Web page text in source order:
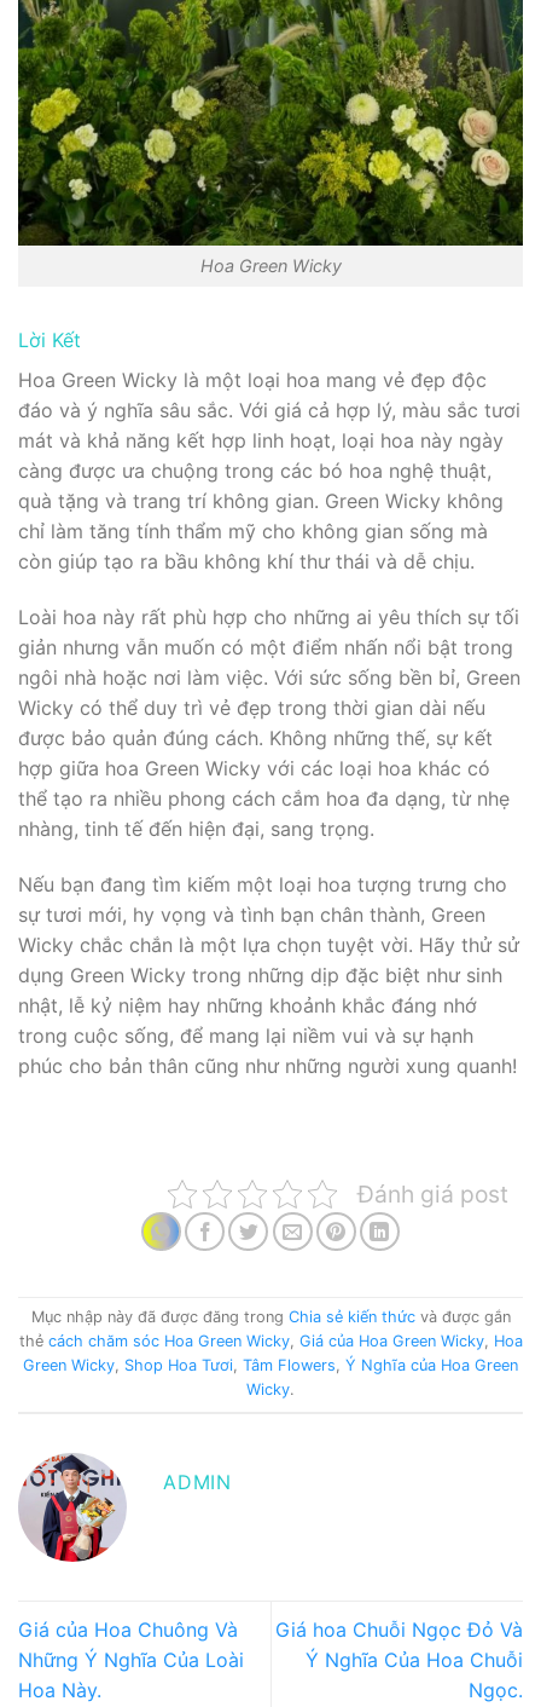
Hoa Green Wicky
Lời Kết
Hoa Green Wicky là một loại hoa mang vẻ đẹp độc
đáo và ý nghĩa sâu sắc. Với giá cả hợp lý, màu sắc tươi
mát và khả năng kết hợp linh hoạt, loại hoa này ngày
càng được ưa chuộng trong các bó hoa nghệ thuật,
quà tặng và trang trí không gian. Green Wicky không
chỉ làm tăng tính thẩm mỹ cho không gian sống mà
còn giúp tạo ra bầu không khí thư thái và dễ chịu.
Loài hoa này rất phù hợp cho những ai yêu thích sự tối
giản nhưng vẫn muốn có một điểm nhấn nổi bật trong
ngôi nhà hoặc nơi làm việc. Với sức sống bền bỉ, Green
Wicky có thể duy trì vẻ đẹp trong thời gian dài nếu
được bảo quản đúng cách. Không những thế, sự kết
hợp giữa hoa Green Wicky với các loại hoa khác có
thể tạo ra nhiều phong cách cắm hoa đa dạng, từ nhẹ
nhàng, tinh tế đến hiện đại, sang trọng.
Nếu bạn đang tìm kiếm một loại hoa tượng trưng cho
sự tươi mới, hy vọng và tình bạn chân thành, Green
Wicky chắc chắn là một lựa chọn tuyệt vời. Hãy thử sử
dụng Green Wicky trong những dịp đặc biệt như sinh
nhật, lễ kỷ niệm hay những khoảnh khắc đáng nhớ
trong cuộc sống, để mang lại niềm vui và sự hạnh
phúc cho bản thân cũng như những người xung quanh!
Đánh giá post
Mục nhập này đã được đăng trong Chia sẻ kiến thứcvà được gắn
thẻ cách chăm sóc Hoa Green Wicky, Giá của Hoa Green Wicky, Hoa
Green Wicky, Shop Hoa Tươi, Tâm Flowers, Ý Nghĩa của Hoa Green
Wicky.
ADMIN
Giá của Hoa Chuông Và
Những Ý Nghĩa Của Loài
Hoa Này.
Giá hoa Chuỗi Ngọc Đỏ Và
Ý Nghĩa Của Hoa Chuỗi
Ngọc.